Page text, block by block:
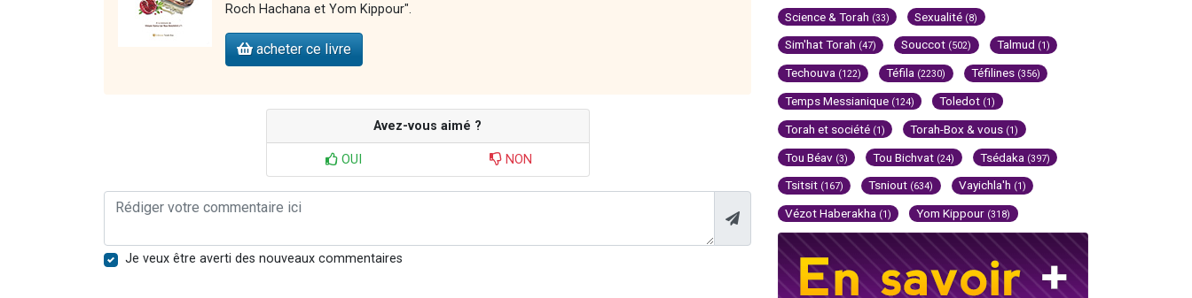
Roch Hachana et Yom Kippour".
acheter ce livre
Avez-vous aimé ?
OUI NON
Je veux être averti des nouveaux commentaires
Science & Torah (33) Sexualité (8)
Sim'hat Torah (47) Souccot (502) Talmud (1)
Techouva (122) Téfila (2230) Téfilines (356)
Temps Messianique (124) Toledot (1)
Torah et société (1) Torah-Box & vous (1)
Tou Béav (3) Tou Bichvat (24) Tsédaka (397)
Tsitsit (167) Tsniout (634) Vayichla'h (1)
Vézot Haberakha (1) Yom Kippour (318)